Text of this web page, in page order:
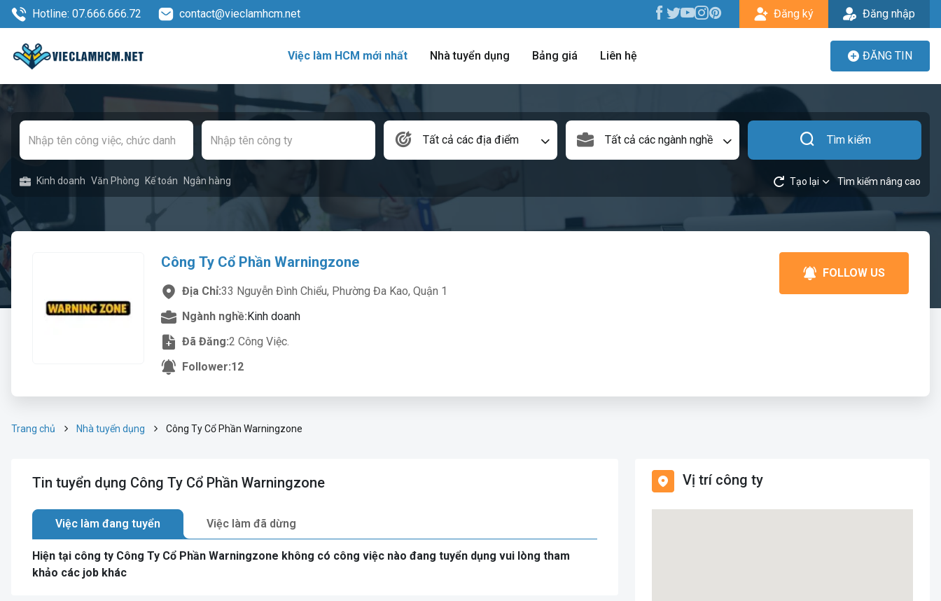
Hotline: 07.666.666.72 contact@vieclamhcm.net Đăng ký Đăng nhập
Việc làm HCM mới nhất Nhà tuyển dụng Bảng giá Liên hệ ĐĂNG TIN
Tất cả các địa điểm Tất cả các ngành nghề Tìm kiếm
Kinh doanh Văn Phòng Kế toán Ngân hàng Tạo lại Tìm kiếm nâng cao
Công Ty Cổ Phần Warningzone
Địa Chỉ:33 Nguyễn Đình Chiểu, Phường Đa Kao, Quận 1
Ngành nghề:Kinh doanh
Đã Đăng:2 Công Việc.
Follower:12
FOLLOW US
Trang chủ Nhà tuyển dụng Công Ty Cổ Phần Warningzone
Tin tuyển dụng Công Ty Cổ Phần Warningzone
Việc làm đang tuyển Việc làm đã dừng
Hiện tại công ty Công Ty Cổ Phần Warningzone không có công việc nào đang tuyển dụng vui lòng tham
khảo các job khác
Vị trí công ty